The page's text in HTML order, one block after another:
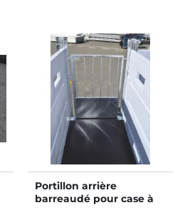
Portillon arrière
barreaudé pour case à